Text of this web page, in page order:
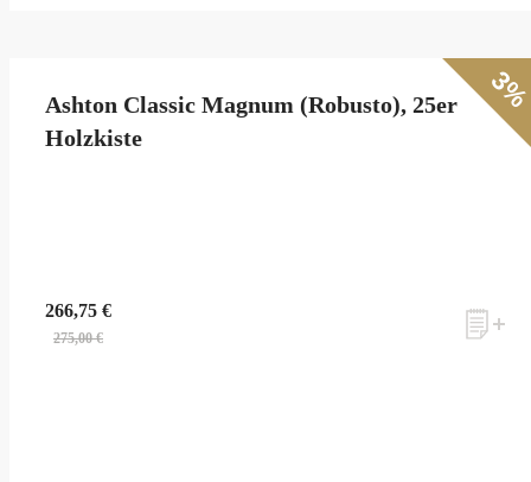
Ashton Classic Magnum (Robusto), 25er
Holzkiste
275,00 €
266,75 €